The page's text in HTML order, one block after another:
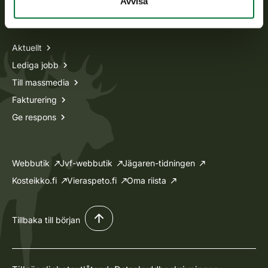
Information om oss
Aktuellt
Lediga jobb
Till massmedia
Fakturering
Ge respons
Webbutik Jvf-webbutik
Jägaren-tidningen
Kosteikko.fi
Vieraspeto.fi Oma riista
Tillbaka till början